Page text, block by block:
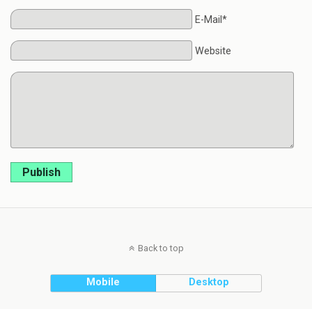
E-Mail*
Website
Publish
Back to top
Mobile Desktop